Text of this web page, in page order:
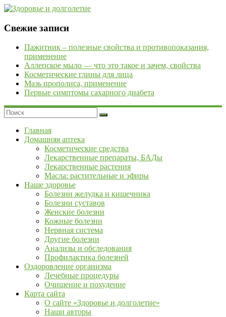
Skip
content
Здоровье
долголетие
Рецепты
народной
медицины.
Сайт
о
профилактике
лечении
заболеваний.
современных
народных
заготовки
лечебных
рецепты,
другое…
Свежие записи
Пажитник – полезные свойства и противопоказания,
применение
Аллепское мыло — что это такое и зачем, свойства
Косметические глины для лица
Мазь прополиса, применение
Первые симптомы сахарного диабета
Главная
Домашняя аптека
Косметические средства
Лекарственные препараты, БАДы
Лекарственные растения
Масла: растительные и эфиры
Наше здоровье
Болезни желудка и кишечника
Болезни суставов
Женские болезни
Кожные болезни
Нервная система
Другие болезни
Анализы и обследования
Профилактика болезней
Оздоровление организма
Лечебные процедуры
Очищение и похудение
Карта сайта
О сайте «Здоровье и долголетие»
Наши авторы